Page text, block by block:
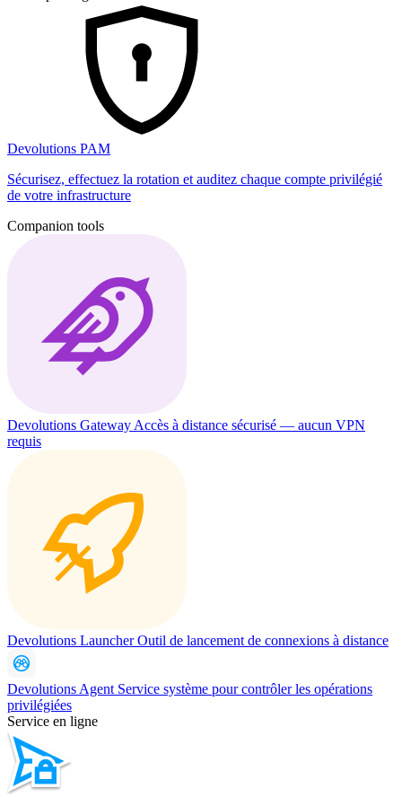
Devolutions PAM
Sécurisez, effectuez la rotation et auditez chaque compte privilégié
de votre infrastructure
Companion tools
Devolutions Gateway Accès à distance sécurisé — aucun VPN
requis
Devolutions LauncherOutil de lancement de connexions à distance
Devolutions Agent Service système pour contrôler les opérations
privilégiées
Service en ligne